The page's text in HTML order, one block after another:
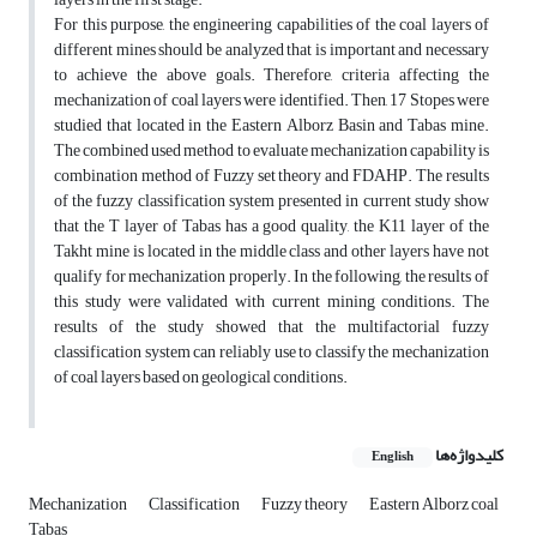
For this purpose, the engineering capabilities of the coal layers of
different mines should be analyzed that is important and necessary
to achieve the above goals. Therefore, criteria affecting the
mechanization of coal layers were identified. Then, 17 Stopes were
studied that located in the Eastern Alborz Basin and Tabas mine.
The combined used method to evaluate mechanization capability is
combination method of Fuzzy set theory and FDAHP. The results
of the fuzzy classification system presented in current study show
that the T layer of Tabas has a good quality, the K11 layer of the
Takht mine is located in the middle class and other layers have not
qualify for mechanization properly. In the following, the results of
this study were validated with current mining conditions. The
results of the study showed that the multifactorial fuzzy
classification system can reliably use to classify the mechanization
of coal layers based on geological conditions.
کلیدواژه‌ها English
Mechanization Classification Fuzzy theory Eastern Alborz coal
Tabas